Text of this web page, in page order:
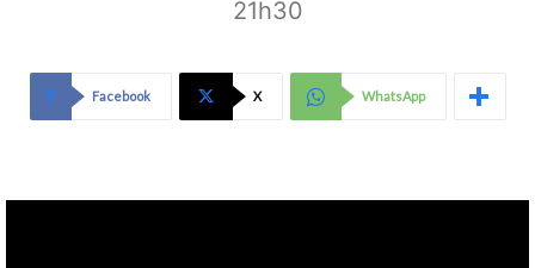
21h30
Facebook X WhatsApp